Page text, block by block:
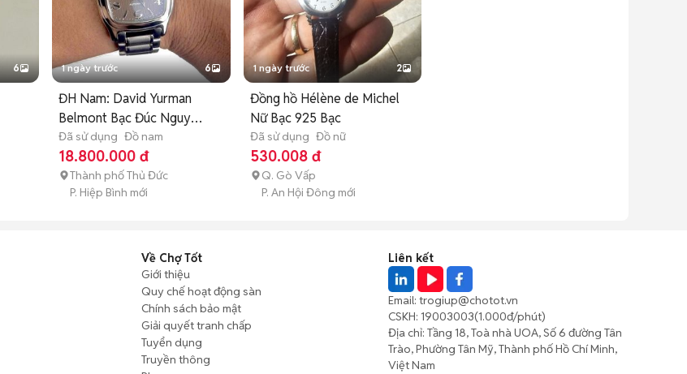
6 1 ngày trước 6
ĐH Nam: David Yurman
Belmont Bạc Đúc Nguyên
Khối
Đã sử dụng Đồ nam
18.800.000 đ
Thành phố Thủ Đức
P. Hiệp Bình mới
1 ngày trước 2
Đồng hồ Hélène de Michel
Nữ Bạc 925 Bạc
Đã sử dụng Đồ nữ
530.008 đ
Q. Gò Vấp
P. An Hội Đông mới
Về Chợ Tốt
Giới thiệu
Quy chế hoạt động sàn
Chính sách bảo mật
Giải quyết tranh chấp
Tuyển dụng
Truyền thông
Liên kết
Email: trogiup@chotot.vn
CSKH: 19003003(1.000đ/phút)
Địa chỉ: Tầng 18, Toà nhà UOA, Số 6 đường Tân
Trào, Phường Tân Mỹ, Thành phố Hồ Chí Minh,
Việt Nam